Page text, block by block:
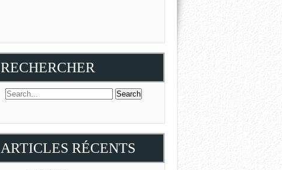
RECHERCHER
ARTICLES RÉCENTS